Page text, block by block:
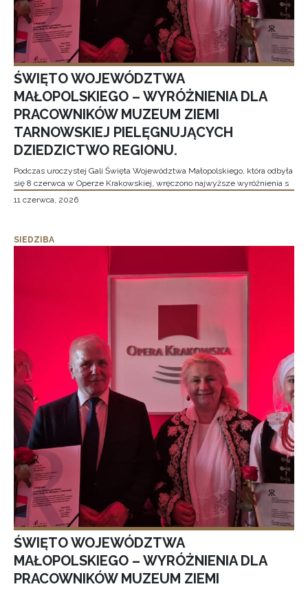
ŚWIĘTO WOJEWÓDZTWA
MAŁOPOLSKIEGO – WYRÓŻNIENIA DLA
PRACOWNIKÓW MUZEUM ZIEMI
TARNOWSKIEJ PIELĘGNUJĄCYCH
DZIEDZICTWO REGIONU.
Podczas uroczystej Gali Święta Województwa Małopolskiego, która odbyła
się 8 czerwca w Operze Krakowskiej, wręczono najwyższe wyróżnienia s
11 czerwca, 2026
SIEDZIBA
ŚWIĘTO WOJEWÓDZTWA
MAŁOPOLSKIEGO – WYRÓŻNIENIA DLA
PRACOWNIKÓW MUZEUM ZIEMI